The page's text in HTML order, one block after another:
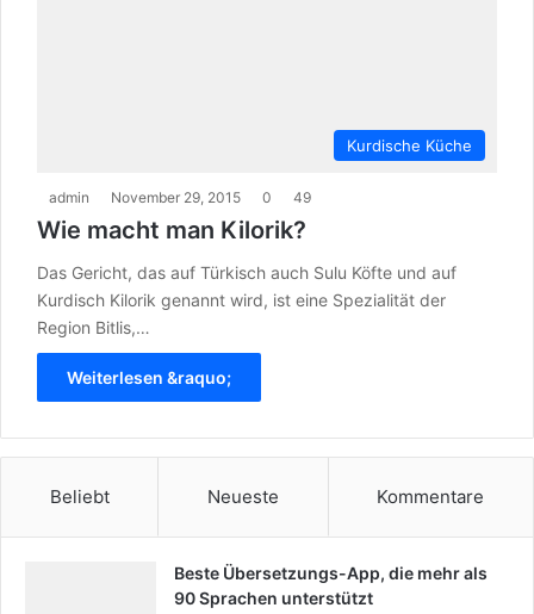
Kurdische Küche
admin November 29, 2015 0 49
Wie macht man Kilorik?
Das Gericht, das auf Türkisch auch Sulu Köfte und auf
Kurdisch Kilorik genannt wird, ist eine Spezialität der
Region Bitlis,…
Weiterlesen &raquo;
Beliebt Neueste Kommentare
Beste Übersetzungs-App, die mehr als
90 Sprachen unterstützt